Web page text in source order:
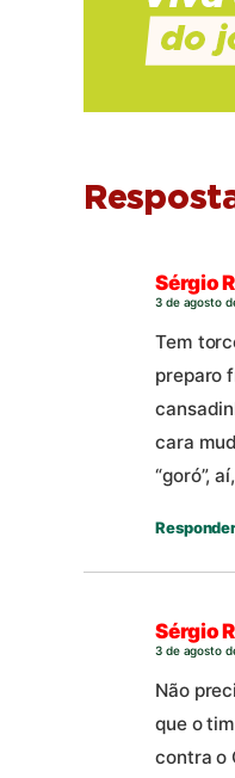
Sérgio
3 de agosto
Tem
preparo
cara
“goró”,
Sérgio
3 de agosto
Não
que o
contra o